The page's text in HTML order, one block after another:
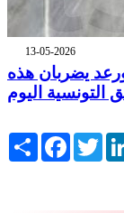
13-05-2026
إلى 40 مليمترا ورعد يضربان هذه
التونسية اليوم
Share Facebook